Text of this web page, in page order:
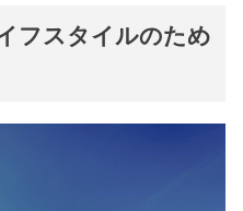
フスタイルのため